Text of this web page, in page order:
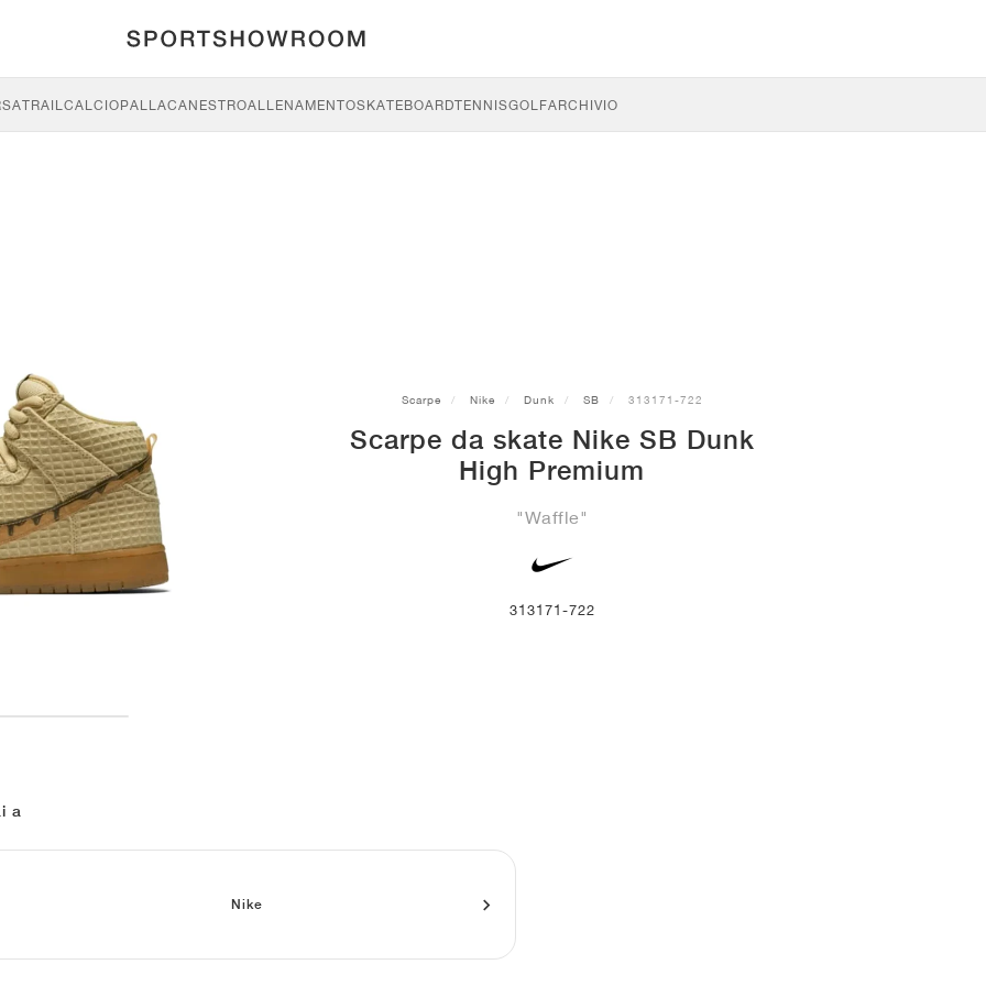
TRAILCALCIOPALLACANESTROALLENAMENTOSKATEBOARDTENNISGOLFARCHIVIO
Scarpe Nike Dunk SB 313171-722
Scarpe da skate Nike SB Dunk
High Premium
"Waffle"
313171-722
a
Nike